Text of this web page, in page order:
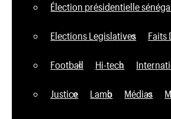
Élection présidentielle
Elections Legislatives Faits
Football Hi-tech
Justice Lamb Médias